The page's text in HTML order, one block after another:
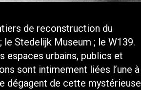
de reconstruction du
Stedelijk Museum ; le W139.
espaces urbains, publics et
sont intimement liées l’une à
dégagent de cette mystérieuse